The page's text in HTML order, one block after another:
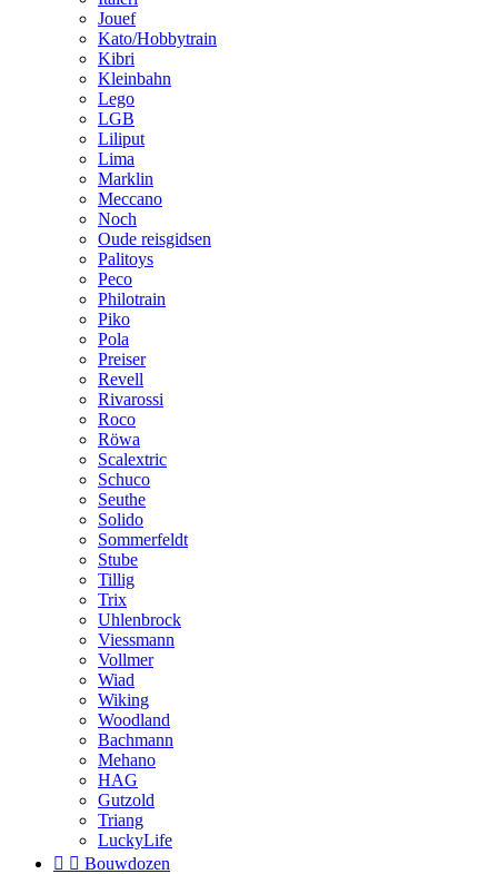
Jouef
Kato/Hobbytrain
Kibri
Kleinbahn
Lego
LGB
Liliput
Lima
Marklin
Meccano
Noch
Oude reisgidsen
Palitoys
Peco
Philotrain
Piko
Pola
Preiser
Revell
Rivarossi
Roco
Röwa
Scalextric
Schuco
Seuthe
Solido
Sommerfeldt
Stube
Tillig
Trix
Uhlenbrock
Viessmann
Vollmer
Wiad
Wiking
Woodland
Bachmann
Mehano
HAG
Gutzold
Triang
LuckyLife
  Bouwdozen